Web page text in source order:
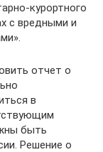
курортного
с вредными и
отчет о
в
быть
Решение о